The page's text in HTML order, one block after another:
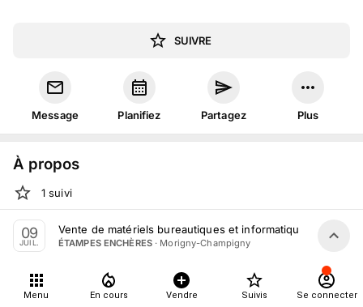
SUIVRE
Message Planifiez Partagez Plus
À propos
1 suivi
Jeu. 9 juillet 2026 à 17:00 - 21:00
Vente judiciaireorganiséeparÉTAMPES ENCHÈRES
En salle :
Rte de la Ferté Alais, 91150 Morigny-Champigny,
France
09
JUIL.
Vente de matériels bureautiques et informatiques par
ÉTAMPES ENCHÈRES· Morigny-Champigny
Menu En cours Vendre Suivis Se connecter